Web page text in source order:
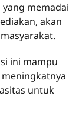
memadai
akan
ini mampu
untuk